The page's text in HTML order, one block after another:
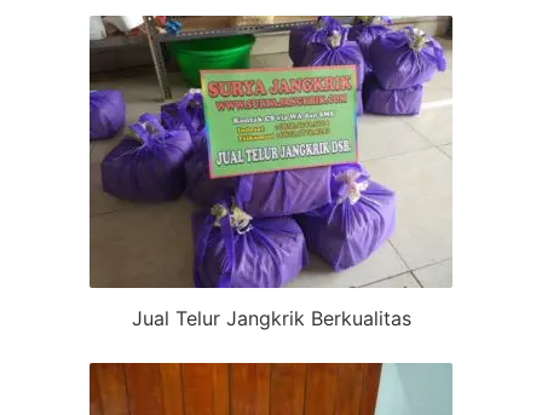
Jual Telur Jangkrik Berkualitas